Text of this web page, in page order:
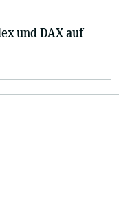
und DAX auf